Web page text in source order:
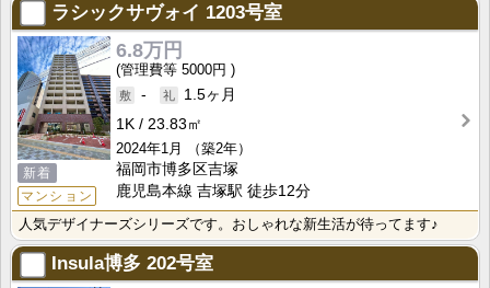
ラシックサヴォイ 1203号室
新着
マンション
6.8万円
5000円
-
1.5ヶ月
1K
23.83㎡
2024年1月
（築2年）
福岡市博多区吉塚
鹿児島本線 吉塚駅 徒歩12分
人気デザイナーズシリーズです。おしゃれな新生活が待ってます♪
Insula博多 202号室